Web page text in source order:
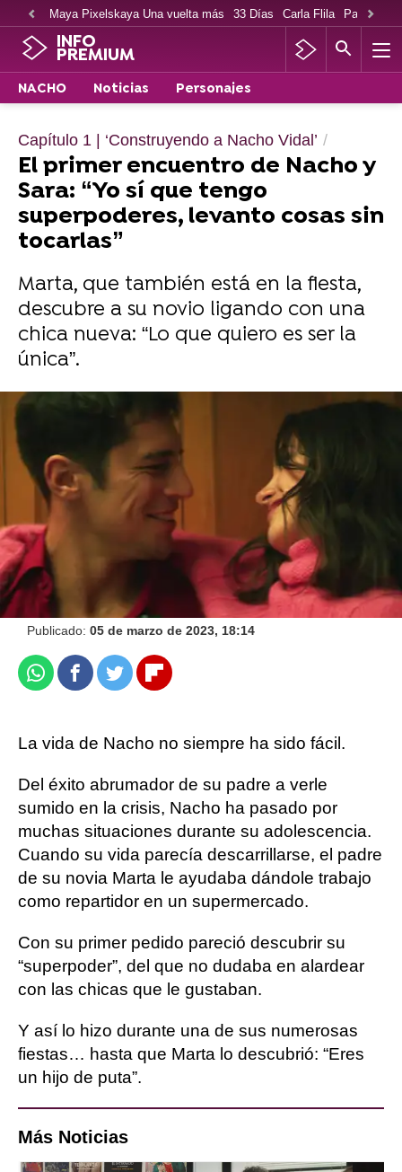
Maya Pixelskaya Una vuelta más 33 Días Carla Flila Paco
INFO
PREMIUM
NACHO Noticias Personajes
Capítulo 1 | ‘Construyendo a Nacho Vidal’
El primer encuentro de Nacho y
Sara: “Yo sí que tengo
superpoderes, levanto cosas sin
tocarlas”
Marta, que también está en la fiesta,
descubre a su novio ligando con una
chica nueva: “Lo que quiero es ser la
única”.
Disfruta del estreno de 'NACHO' en
ATRESplayer PREMIUM
Carmen Marar
Publicado: 05 de marzo de 2023, 18:14
WhatsappFacebook
TwitterFlipboard
La vida de Nacho no siempre ha sido fácil.
Del éxito abrumador de su padre a verle
sumido en la crisis, Nacho ha pasado por
muchas situaciones durante su adolescencia.
Cuando su vida parecía descarrillarse, el padre
de su novia Marta le ayudaba dándole trabajo
como repartidor en un supermercado.
Con su primer pedido pareció descubrir su
“superpoder”, del que no dudaba en alardear
con las chicas que le gustaban.
Y así lo hizo durante una de sus numerosas
fiestas… hasta que Marta lo descubrió: “Eres
un hijo de puta”.
Más Noticias